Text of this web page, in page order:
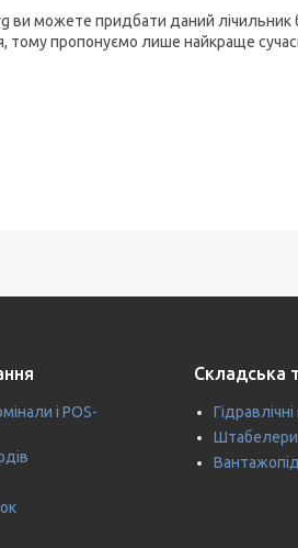
ви можете придбати даний
тому пропонуємо лише найкраще
і POS-
Складська
Гідравлічні
Штабелери